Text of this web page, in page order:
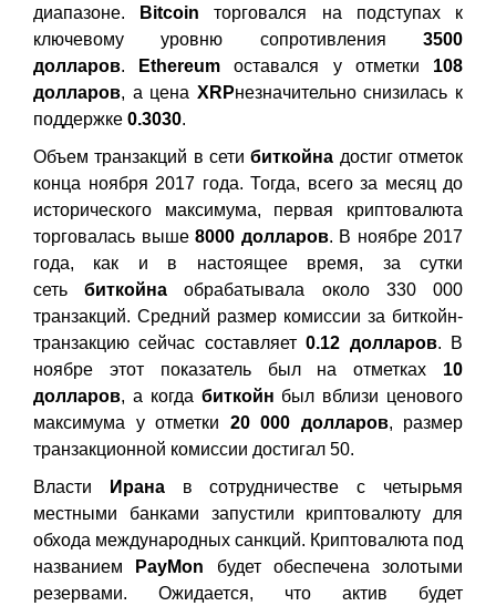
диапазоне.
Bitcoin торговался на подступах к
ключевому уровню сопротивления 3500
долларов. Ethereum оставался у отметки 108
долларов, а цена XRPнезначительно снизилась к
поддержке 0.3030.
Объем транзакций в сетибиткойна достиг отметок
конца ноября 2017 года. Тогда, всего за месяц до
исторического максимума, первая криптовалюта
торговалась выше 8000 долларов. В ноябре 2017
года, как и в настоящее время, за сутки
сетьбиткойна обрабатывала около 330 000
транзакций. Средний размер комиссии за биткойн-
транзакцию сейчас составляет0.12 долларов. В
ноябре этот показатель был на отметках 10
долларов, а когда биткойн был вблизи ценового
максимума у отметки 20 000 долларов, размер
транзакционной комиссии достигал 50.
Власти
Иранав сотрудничестве с четырьмя
местными банками запустили криптовалюту для
обхода международных санкций. Криптовалюта под
названием
PayMon будет обеспечена золотыми
резервами. Ожидается, что актив будет